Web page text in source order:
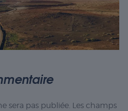
sera pas publiée. Les champs